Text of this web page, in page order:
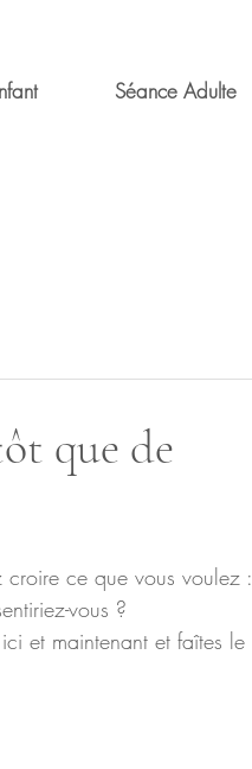
Séance Adulte
que de
croire ce que vous voulez :
vous ?
et maintenant et faîtes le